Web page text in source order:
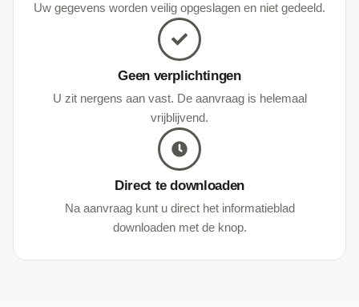
Uw gegevens worden veilig opgeslagen en niet gedeeld.
Geen verplichtingen
U zit nergens aan vast. De aanvraag is helemaal
vrijblijvend.
Direct te downloaden
Na aanvraag kunt u direct het informatieblad
downloaden met de knop.